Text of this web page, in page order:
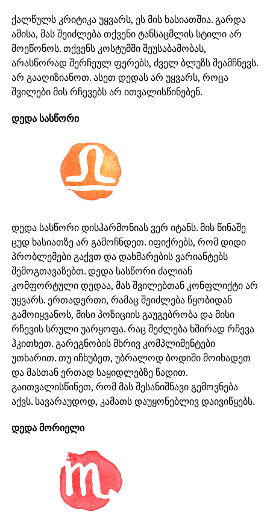
ქალწულს კრიტიკა უყვარს, ეს მის ხასიათშია. გარდა
ამისა, მას შეიძლება თქვენი ტანსაცმლის სტილი არ
მოეწონოს. თქვენს კოსტუმში შეუსაბამობას,
არასწორად შერჩეულ ფერებს, ძველ ბლუზს შეამჩნევს.
არ გააღიზიანოთ. ასეთ დედას არ უყვარს, როცა
შვილები მის რჩევებს არ ითვალისწინებენ.
დედა სასწორი
დედა სასწორი დისჰარმონიას ვერ იტანს. მის წინაშე
ცუდ ხასიათზე არ გამოჩნდეთ. იფიქრებს, რომ დიდი
პრობლემები გაქვთ და დახმარების ვარიანტებს
შემოგთავაზებთ. დედა სასწორი ძალიან
კომფორტული დედაა, მას შვილებთან კონფლიქტი არ
უყვარს. ერთადერთი, რამაც შეიძლება წყობიდან
გამოიყვანოს, მისი პოზიციის გაუგებრობა და მისი
რჩევის სრული უარყოფა. რაც შეძლება ხშირად რჩევა
ჰკითხეთ. გარეგნობის მხრივ კომპლიმენტები
უთხარით. თუ იჩხუბეთ, უბრალოდ ბოდიში მოიხადეთ
და მასთან ერთად საყიდლებზე წადით.
გაითვალისწინეთ, რომ მას შესანიშნავი გემოვნება
აქვს. სავარაუდოდ, კამათს დაუყონებლივ დაივიწყებს.
დედა მორიელი